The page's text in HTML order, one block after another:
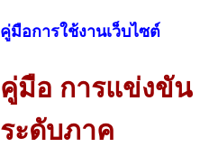
คู่มือการใช้งานเว็บไซต์
คู่มือ การแข่งขัน
ระดับภาค